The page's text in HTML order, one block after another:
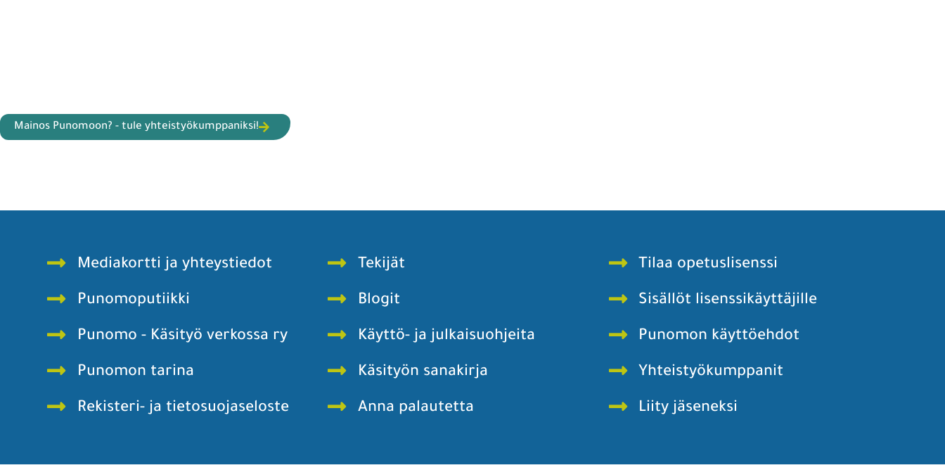
Mainos Punomoon? - tule yhteistyökumppaniksi!
Mediakortti ja yhteystiedot
Punomoputiikki
Punomo - Käsityö verkossa ry
Punomon tarina
Rekisteri- ja tietosuojaseloste
Tekijät
Blogit
Käyttö- ja julkaisuohjeita
Käsityön sanakirja
Anna palautetta
Tilaa opetuslisenssi
Sisällöt lisenssikäyttäjille
Punomon käyttöehdot
Yhteistyökumppanit
Liity jäseneksi